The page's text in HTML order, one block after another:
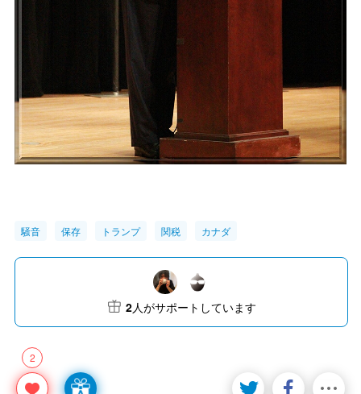
騒音 保存 トランプ 関税 カナダ
2
2人がサポートしています